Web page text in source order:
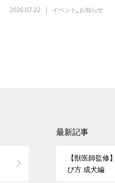
2026.07.22 イベント , お知らせ
最新記事
【獣医師監修
び方 成犬編